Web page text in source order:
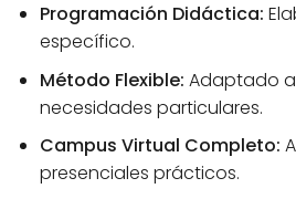
Programación Didáctica:
específico.
Método Flexible: Adaptado
necesidades particulares.
Campus Virtual Completo:
presenciales prácticos.